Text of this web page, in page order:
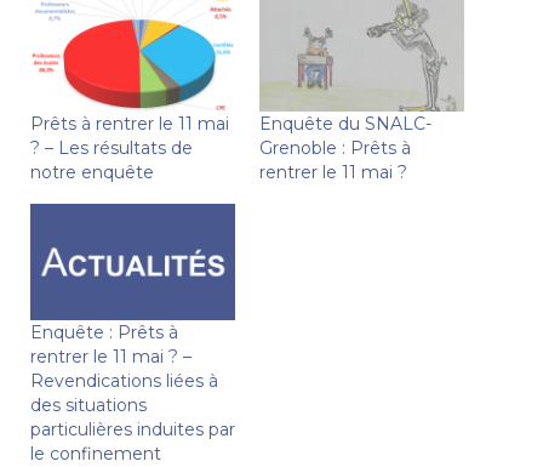
Prêts à rentrer le 11 mai
? – Les résultats de
notre enquête
Enquête du SNALC-
Grenoble : Prêts à
rentrer le 11 mai ?
Enquête : Prêts à
rentrer le 11 mai ? –
Revendications liées à
des situations
particulières induites par
le confinement